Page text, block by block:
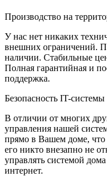
Производство на
У нас нет никаких
внешних ограничений.
наличии. Стабильные
Полная гарантийная и
поддержка.
Безопасность IT-
В отличии от многих
управления нашей
прямо в Вашем доме, что
его никто внезапно не
управлять системой
интернет.